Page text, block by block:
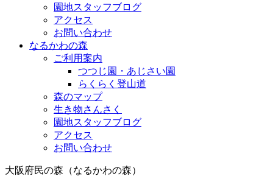
園地スタッフブログ
アクセス
お問い合わせ
なるかわの森
ご利用案内
つつじ園・あじさい園
らくらく登山道
森のマップ
生き物さんさく
園地スタッフブログ
アクセス
お問い合わせ
大阪府民の森（なるかわの森）